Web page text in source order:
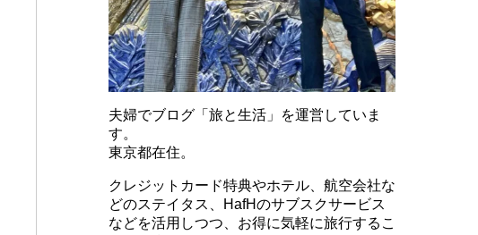
夫婦でブログ「旅と生活」を運営していま
す。
東京都在住。
クレジットカード特典やホテル、航空会社な
どのステイタス、HafHのサブスクサービス
などを活用しつつ、お得に気軽に旅行するこ